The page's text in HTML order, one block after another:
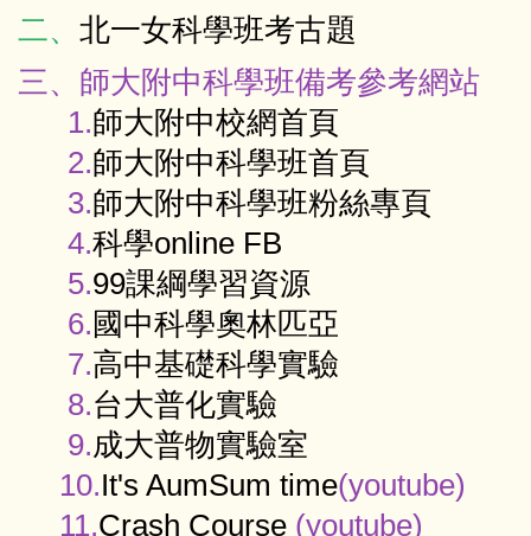
資訊服務
校園行事曆
學校規章彙編
專科教室登記
教師及班級課表
學校會議記錄
二、 北一女科學班考古題
三、師大附中科學班備考參考網站
1.師大附中校網首頁
2.師大附中科學班首頁
3.師大附中科學班粉絲專頁
4.科學online FB
5.99課綱學習資源
6.國中科學奧林匹亞
7.高中基礎科學實驗
8.台大普化實驗
9.成大普物實驗室
10.It's AumSum time(youtube)
11.Crash Course (youtube)